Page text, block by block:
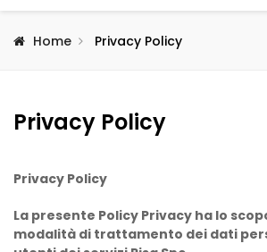
Home Privacy Policy
Privacy Policy
Privacy Policy
La presente Policy Privacy ha lo
modalità di trattamento dei dati